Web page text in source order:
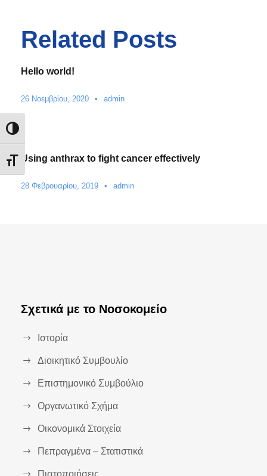
Εναλλαγή Υψηλής Αντίθεσης
Εναλλαγή Μεγέθους Γραμμάτων
Related Posts
Hello world!
26 Νοεμβρίου, 2020 • admin
Using anthrax to fight cancer effectively
28 Φεβρουαρίου, 2019 • admin
Σχετικά με το Νοσοκομείο
Ιστορία
Διοικητικό Συμβουλίο
Επιστημονικό Συμβούλιο
Οργανωτικό Σχήμα
Οικονομικά Στοιχεία
Πεπραγμένα – Στατιστικά
Πιστοποιήσεις